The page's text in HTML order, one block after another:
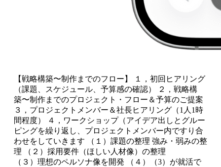
【戦略構築〜制作までのフロー】 １，初回ヒアリング
（課題、スケジュール、予算感の確認） ２，戦略構
築〜制作までのプロジェクト・フロー＆予算のご提案
３，プロジェクトメンバー＆社長ヒアリング（1人1時
間程度） ４，ワークショップ（アイデア出しとグルー
ピングを繰り返し、プロジェクトメンバー内ですり合
わせをしていきます （１）課題の整理 強み・弱みの整
理 （２）採用要件（ほしい人材像）の整理
（３）理想のペルソナ像を開発 （４）（3）が就活で